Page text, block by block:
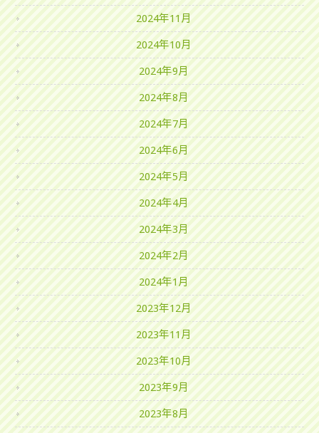
2024年11月
2024年10月
2024年9月
2024年8月
2024年7月
2024年6月
2024年5月
2024年4月
2024年3月
2024年2月
2024年1月
2023年12月
2023年11月
2023年10月
2023年9月
2023年8月